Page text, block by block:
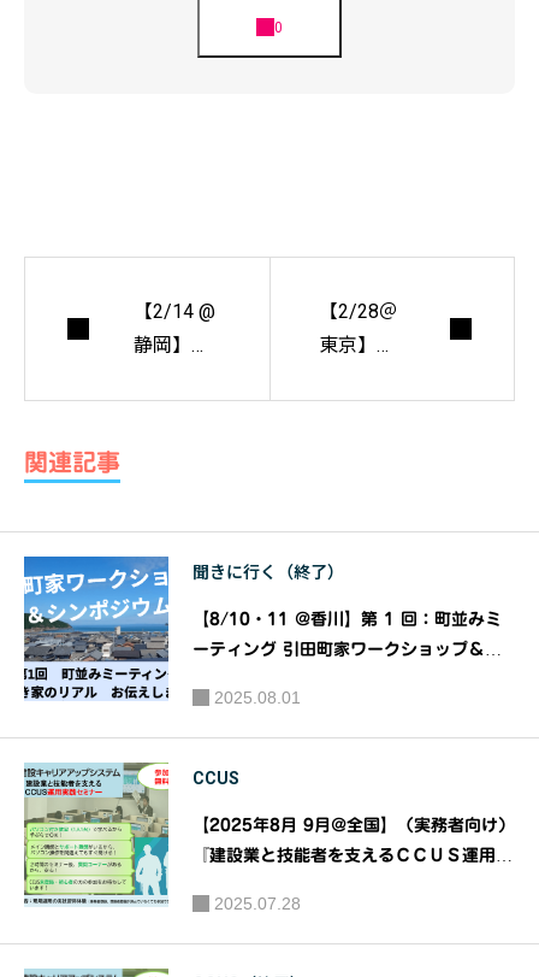
【2/14 @
静岡】
を支える
ＣＣＵＳ
運用実践
セミナ
財）建設
業振興基
金
【2/28＠
東京】活
＆女性若
手技術者
との勉強
業協会
関連記事
聞きに行く（終了）
【8/10・11 @香川】第 1 回：町並みミ
ーティング 引田町家ワークショップ＆シ
ます〜｜主催：東かがわ市引田 町家マッ
チングプロジェクト（通称：マチマチ）
2025.08.01
CCUS
【2025年8月 9月@全国】（実務者向け）
『建設業と技能者を支えるＣＣＵＳ運用実
基金
2025.07.28